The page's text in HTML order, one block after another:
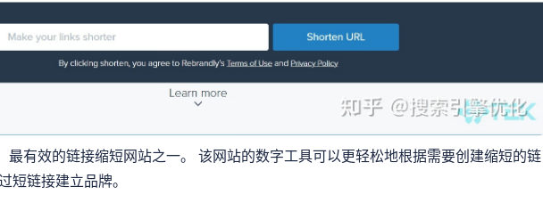
最有效的链接缩短网站之一。 该网站的数字工具可以更轻松地根据需要创建缩短的链
短链接建立品牌。